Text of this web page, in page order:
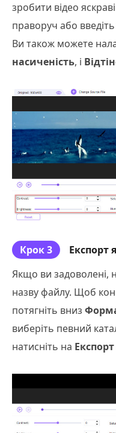
зробити відео
праворуч або
Ви також можете
насиченість, і
Крок 3
Експорт
Якщо ви задоволені,
назву файлу. Щоб
потягніть вниз
виберіть певний
натисніть на Експорт